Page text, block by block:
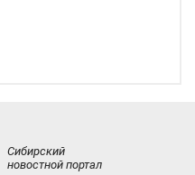
Сибирский
новостной портал